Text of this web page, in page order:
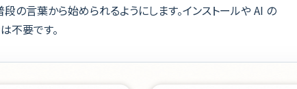
の言葉から始められるようにします。インストールや AI の
不要です。